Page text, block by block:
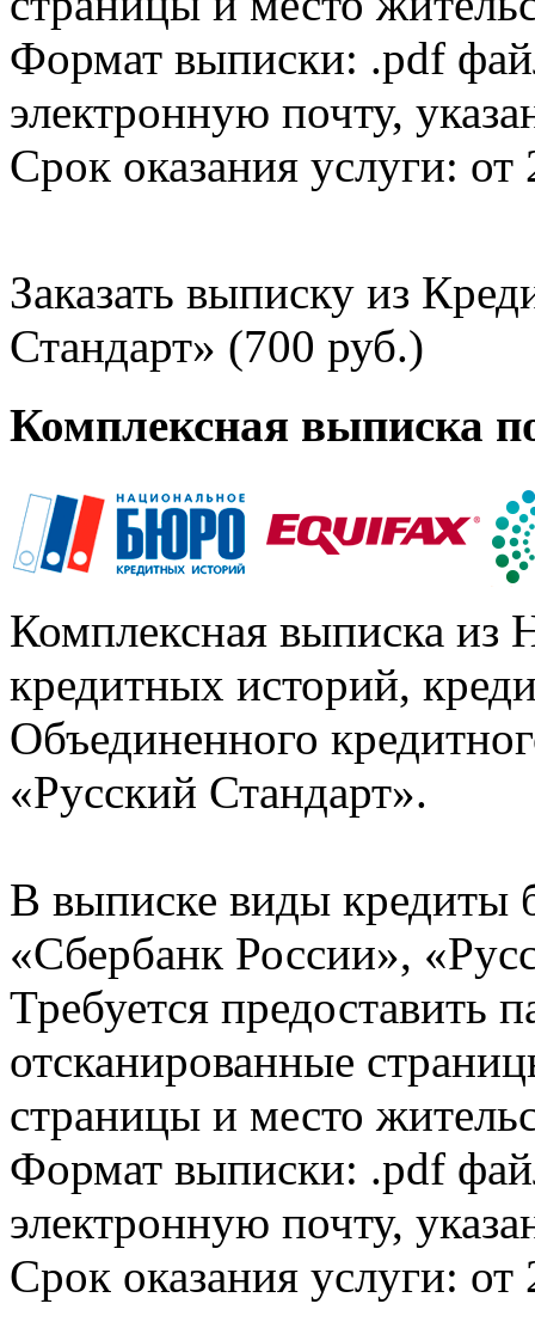
Формат выписки: .pdf
электронную почту,
Срок оказания услуги: от
Заказать выписку из
Стандарт» (700 руб.)
Комплексная выписка
Комплексная выписка из
кредитных историй,
Объединенного
«Русский Стандарт».
В выписке виды кредиты
«Сбербанк России»,
Требуется предоставить
отсканированные
страницы и место
Формат выписки: .pdf
электронную почту,
Срок оказания услуги: от